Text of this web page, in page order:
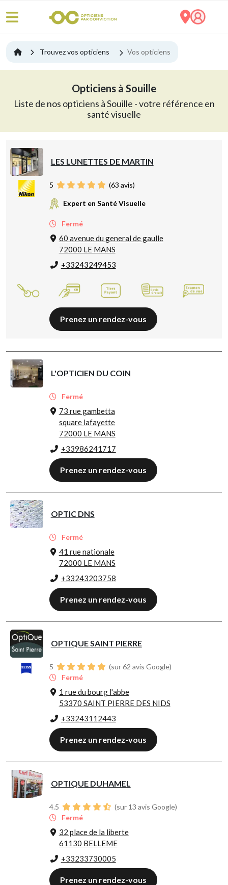
Trouvez vos opticiens Vos opticiens
Opticiens à Souille
Liste de nos opticiens à Souille - votre référence en
santé visuelle
LES LUNETTES DE MARTIN
5 (63 avis)
Expert en Santé Visuelle
Fermé
60 avenue du general de gaulle
72000 LE MANS
+33243249453
Prenez un rendez-vous
L'OPTICIEN DU COIN
Fermé
73 rue gambetta
square lafayette
72000 LE MANS
+33986241717
Prenez un rendez-vous
OPTIC DNS
Fermé
41 rue nationale
72000 LE MANS
+33243203758
Prenez un rendez-vous
OPTIQUE SAINT PIERRE
5
(sur 62 avis Google)
Fermé
1 rue du bourg l'abbe
53370 SAINT PIERRE DES NIDS
+33243112443
Prenez un rendez-vous
OPTIQUE DUHAMEL
4.5
(sur 13 avis Google)
Fermé
32 place de la liberte
61130 BELLEME
+33233730005
Prenez un rendez-vous